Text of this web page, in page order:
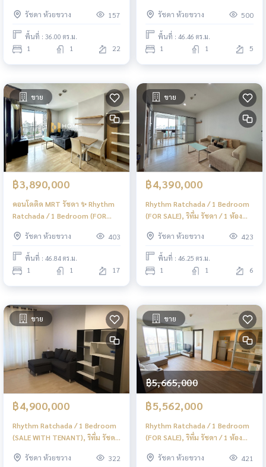
/ 1 ห้องนอน (ขาย) JSMN268
รัชดา ห้วยขวาง 157
พื้นที่ : 36.00 ตร.ม.
1 1 22
JSMN276
รัชดา ห้วยขวาง 500
พื้นที่ : 46.46 ตร.ม.
1 1 5
ขาย
฿3,890,000
คอนโดติด MRT รัชดา ✨ Rhythm
Ratchada / 1 Bedroom (FOR
(ขาย) TARN020
รัชดา ห้วยขวาง 403
พื้นที่ : 46.84 ตร.ม.
1 1 17
ขาย
฿4,390,000
Rhythm Ratchada / 1 Bedroom
(FOR SALE), ริทึ่ม รัชดา / 1 ห้อง
รัชดา ห้วยขวาง
423
พื้นที่ : 46.25 ตร.ม.
1 1 6
ขาย
฿4,900,000
Rhythm Ratchada / 1 Bedroom
(SALE WITH TENANT), ริทึ่ม รัชดา
TARN117
รัชดา ห้วยขวาง 322
ขาย
฿5,665,000
฿5,562,000
Rhythm Ratchada / 1 Bedroom
(FOR SALE), ริทึ่ม รัชดา / 1 ห้อง
รัชดา ห้วยขวาง
421